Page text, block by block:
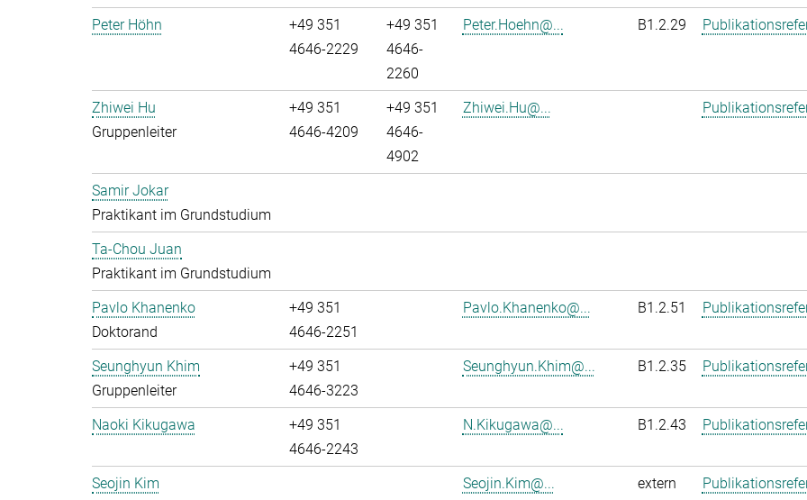
Peter Höhn
+49 351
4646-2229
+49 351
4646-
2260
Peter.Hoehn@... B1.2.29
Zhiwei Hu
Gruppenleiter
+49 351
4646-4209
+49 351
4646-
4902
Zhiwei.Hu@...
Samir Jokar
Praktikant im Grundstudium
Ta-Chou Juan
Praktikant im Grundstudium
Pavlo Khanenko
Doktorand
+49 351
4646-2251
Pavlo.Khanenko@... B1.2.51
Seunghyun Khim
Gruppenleiter
+49 351
4646-3223
Seunghyun.Khim@... B1.2.35
Naoki Kikugawa
+49 351
4646-2243
N.Kikugawa@... B1.2.43
Seojin Kim
Seojin.Kim@... extern